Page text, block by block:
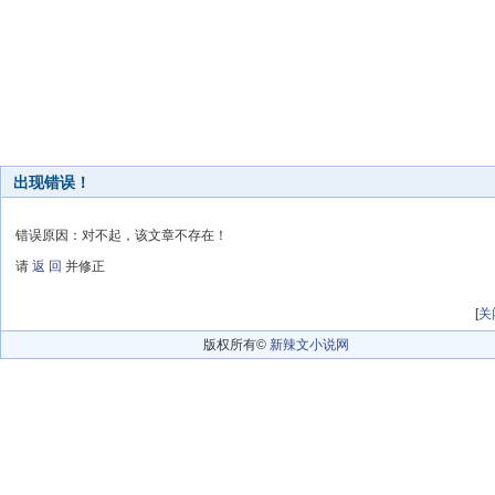
出现错误！
错误原因：对不起，该文章不存在！
请 返 回 并修正
[关
版权所有© 新辣文小说网